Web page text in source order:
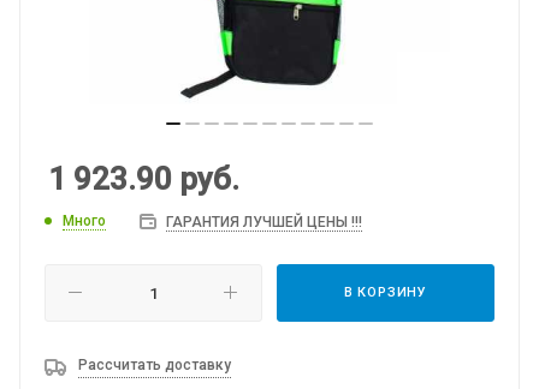
1 923.90 руб.
Много ГАРАНТИЯ ЛУЧШЕЙ ЦЕНЫ !!!
В КОРЗИНУ
Рассчитать доставку